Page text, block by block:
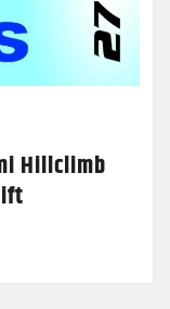
Hillclimb